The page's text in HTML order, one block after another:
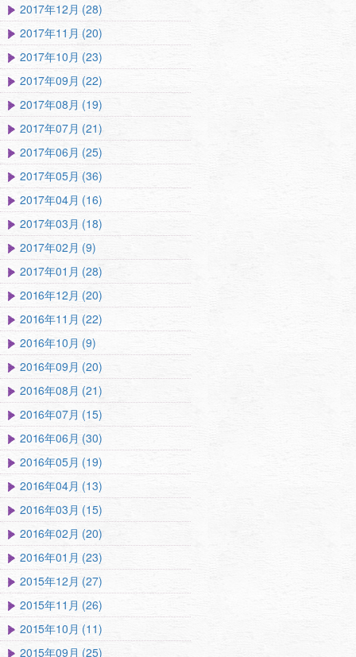
2017年12月 (28)
2017年11月 (20)
2017年10月 (23)
2017年09月 (22)
2017年08月 (19)
2017年07月 (21)
2017年06月 (25)
2017年05月 (36)
2017年04月 (16)
2017年03月 (18)
2017年02月 (9)
2017年01月 (28)
2016年12月 (20)
2016年11月 (22)
2016年10月 (9)
2016年09月 (20)
2016年08月 (21)
2016年07月 (15)
2016年06月 (30)
2016年05月 (19)
2016年04月 (13)
2016年03月 (15)
2016年02月 (20)
2016年01月 (23)
2015年12月 (27)
2015年11月 (26)
2015年10月 (11)
2015年09月 (25)